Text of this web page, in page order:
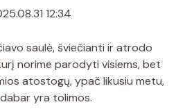
12:34
saulė, šviečianti ir atrodo
norime parodyti visiems, bet
atostogų, ypač likusiu metu,
yra tolimos.